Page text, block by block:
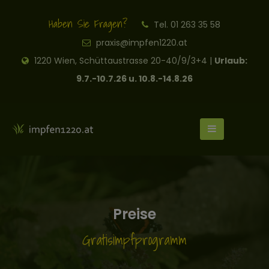
Haben Sie Fragen?
Tel. 01 263 35 58
praxis@impfen1220.at
1220 Wien, Schüttaustrasse 20-40/9/3+4 | Urlaub:
9.7.-10.7.26 u. 10.8.-14.8.26
Preise
Gratisimpfprogramm